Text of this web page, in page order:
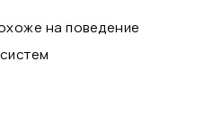
на поведение